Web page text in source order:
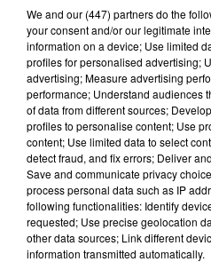
Lecture (1 min 15 sec)
100%
We and our (447) partnersdo the
your consent and/or our legitimate
information on a device; Use limited
profiles for personalised advertising;
advertising; Measure advertising
performance; Understand audiences
of data from different sources;
profiles to personalise content; Use
content; Use limited data to select
detect fraud, and fix errors; Deliver
Save and communicate privacy
process personal data such as IP
following functionalities: Identify
requested; Use precise geolocation
other data sources; Link different
information transmitted automatically.